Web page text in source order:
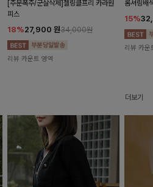
[주문폭주/군살삭제]젤링클프리 카라원
피스
18%27,900 원34,000원
리뷰 카운트 영역
롬셔링배
15%
리뷰 카운
더보기